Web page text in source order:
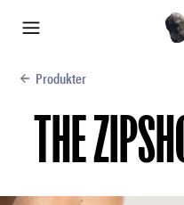
Produkter
THE